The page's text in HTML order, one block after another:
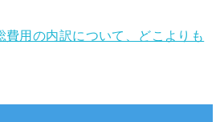
費用の内訳について、どこよりも